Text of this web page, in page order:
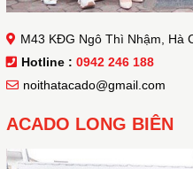
M43 KĐG Ngô Thì Nhậm, Hà
Hotline : 0942 246 188
noithatacado@gmail.com
ACADO LONG BIÊN